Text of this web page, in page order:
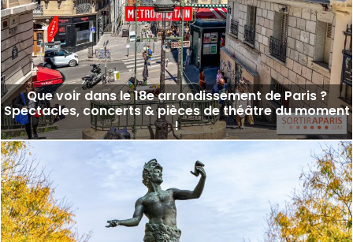
Que voir dans le 18e arrondissement de Paris ?
Spectacles, concerts & pièces de théâtre du moment
!